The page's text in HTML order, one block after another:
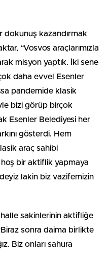
dokunuş kazandırmak
“Vosvos araçlarımızla
misyon yaptık. İki sene
daha evvel Esenler
pandemide klasik
bizi görüp birçok
Esenler Belediyesi her
gösterdi. Hem
araç sahibi
bir aktiflik yapmaya
lakin biz vazifemizin
sakinlerinin aktifliğe
sonra daima birlikte
Biz onları sahura